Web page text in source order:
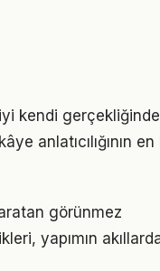
kendi
anlatıcılığının
görünmez
yapımın akıllarda